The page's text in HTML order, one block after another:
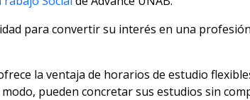
para convertir su interés en una
la ventaja de horarios de estudio
pueden concretar sus estudios sin